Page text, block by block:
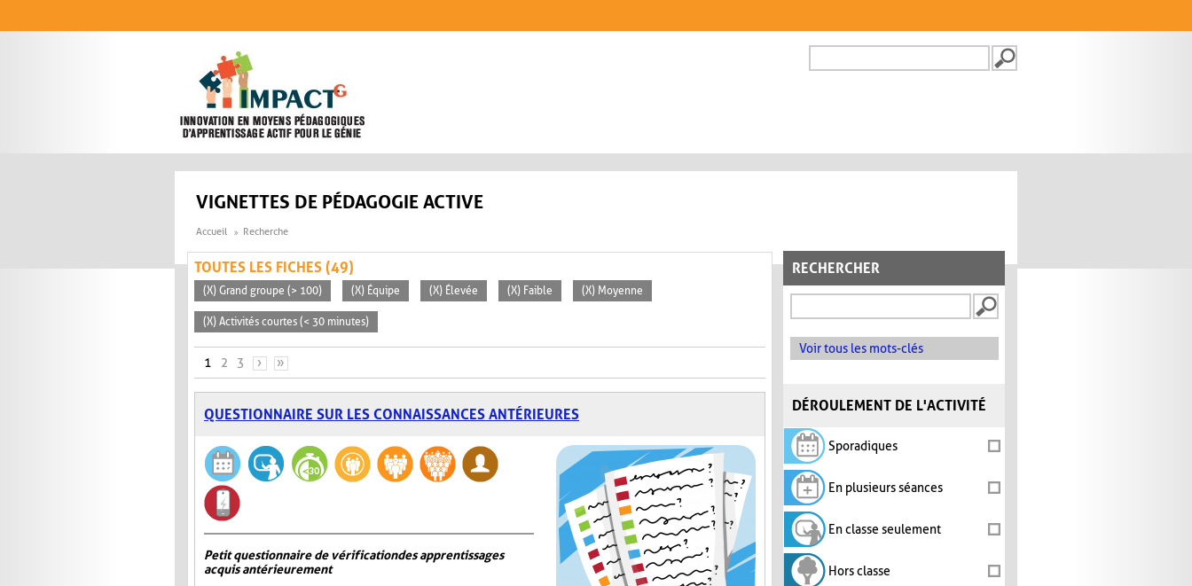
FORMULAIRE DE
VIGNETTES DE PÉDAGOGIE ACTIVE
Accueil Recherche
RECHERCHER
Voir tous les mots-clés
DÉROULEMENT DE L'ACTIVITÉ
Sporadiques
En plusieurs séances
En classe seulement
Hors classe
TOUTES LES FICHES (49)
(X) Grand groupe (> 100) (X) Équipe (X) Élevée (X) Faible (X) Moyenne
(X) Activités courtes (< 30 minutes)
PAGES
1 2 3 › »
QUESTIONNAIRE SUR LES CONNAISSANCES ANTÉRIEURES
Petit questionnaire de vérification des apprentissages
acquis antérieurement